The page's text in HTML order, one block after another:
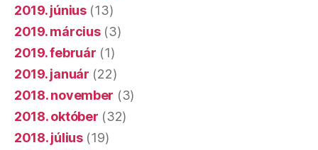
2019. június(13)
2019. március(3)
2019. február (1)
2019. január (22)
2018. november (3)
2018. október (32)
2018. július(19)